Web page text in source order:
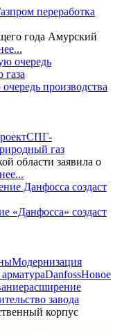
переработка
года Амурский
производства
СПГ-
газ
области заявила о
«Данфосса» создаст
Модернизация
DanfossНовое
расширение
завода
корпус